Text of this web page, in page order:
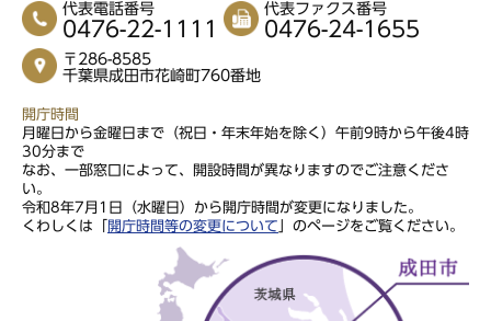
代表電話番号
0476-22-1111
代表ファクス番号
0476-24-1655
〒286-8585
千葉県成田市花崎町760番地
開庁時間
月曜日から金曜日まで（祝日・年末年始を除く）午前9時から午後4時
30分まで
なお、一部窓口によって、開設時間が異なりますのでご注意くださ
い。
令和8年7月1日（水曜日）から開庁時間が変更になりました。
くわしくは「
開庁時間等の変更について 」のページをご覧ください。